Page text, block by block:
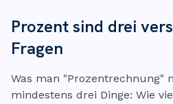
Prozent sind drei
Fragen
Was man "Prozentrechnung"
mindestens drei Dinge: Wie